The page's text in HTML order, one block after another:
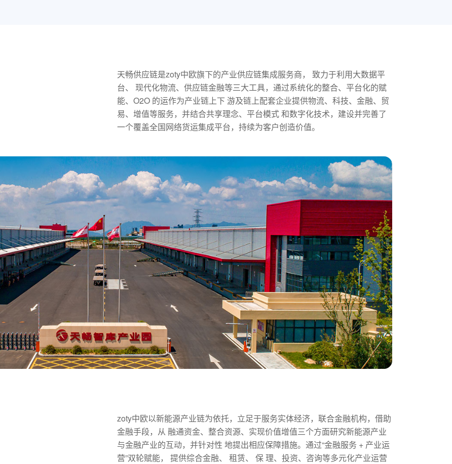
天畅供应链是zoty中欧旗下的产业供应链集成服务商， 致力于利用大数据平
台、 现代化物流、供应链金融等三大工具，通过系统化的整合、平台化的赋
能、O2O 的运作为产业链上下 游及链上配套企业提供物流、科技、金融、贸
易、增值等服务，并结合共享理念、平台模式 和数字化技术，建设并完善了
一个覆盖全国网络货运集成平台，持续为客户创造价值。
zoty中欧以新能源产业链为依托，立足于服务实体经济，联合金融机构，借助
金融手段，从 融通资金、整合资源、实现价值增值三个方面研究新能源产业
与金融产业的互动，并针对性 地提出相应保障措施。通过“金融服务 + 产业运
营”双轮赋能， 提供综合金融、 租赁、 保 理、投资、咨询等多元化产业运营